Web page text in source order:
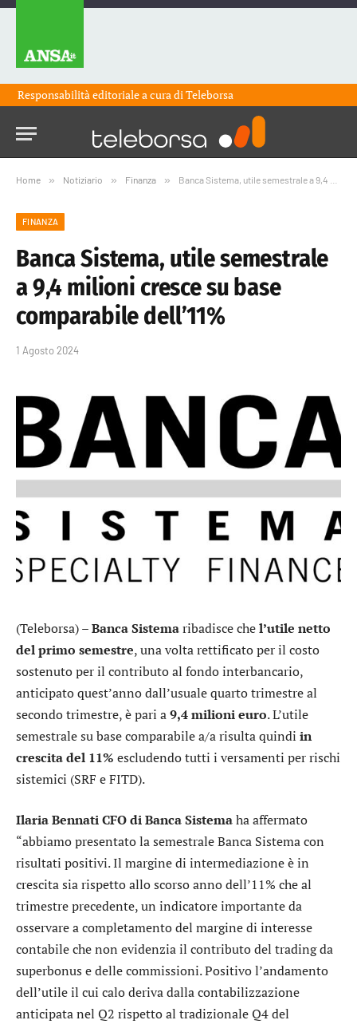
Responsabilità editoriale a cura diTeleborsa
Home » Notiziario » Finanza » Banca Sistema, utile semestrale a 9,4 milioni cresce su base comparabile dell’11%
FINANZA
Banca Sistema, utile semestrale
a 9,4 milioni cresce su base
comparabile dell’11%
1 Agosto 2024
(Teleborsa) –Banca Sistemaribadisce chel’utile netto
del primo semestre, una volta rettificato per il costo
sostenuto per il contributo al fondo interbancario,
anticipato quest’anno dall’usuale quarto trimestre al
secondo trimestre, è pari a9,4 milioni euro. L’utile
semestrale su base comparabile a/a risulta quindi in
crescita del 11% escludendo tutti i versamenti per rischi
sistemici (SRF e FITD).
Ilaria Bennati CFO di Banca Sistemaha affermato
“abbiamo presentato la semestrale Banca Sistema con
risultati positivi. Il margine di intermediazione è in
crescita sia rispetto allo scorso anno dell’11% che al
trimestre precedente, un indicatore importante da
osservare a completamento del margine di interesse
contabile che non evidenzia il contributo del trading da
superbonus e delle commissioni. Positivo l’andamento
dell’utile il cui calo deriva dalla contabilizzazione
anticipata nel Q2 rispetto al tradizionale Q4 del